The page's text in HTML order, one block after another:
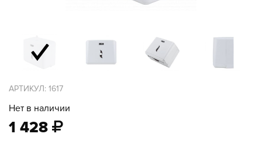
АРТИКУЛ: 1617
Нет в наличии
1 428